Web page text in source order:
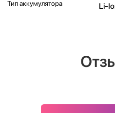
Тип аккумулятора Li-